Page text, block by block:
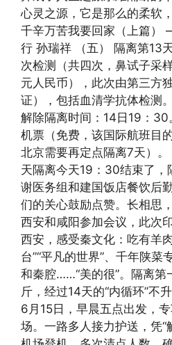
心灵之源，它是那么的柔软
千辛万苦我要回家（上篇
行 孙瑞祥 （五） 隔离第13
次检测（共四次，鼻试子采
元人民币），此次由第三方
证），包括血清学抗体检测
解除隔离时间：14日19：
机票（免费，该国际航班目
北京需要再定点隔离7天）
天隔离今天19：30结束了，
谢医务组和建国饭店餐饮后
们的关心鼓励点赞。长相思
西安和咸阳参加会议，此次
西安，感受秦文化：吃有羊
台”“平凡的世界”、千年陕菜
和秦腔……“美的很”。隔离第
斤，经过14天的“内循环”不
6月15日，早晨五点出发，
场。一路多人接力护送，凭“